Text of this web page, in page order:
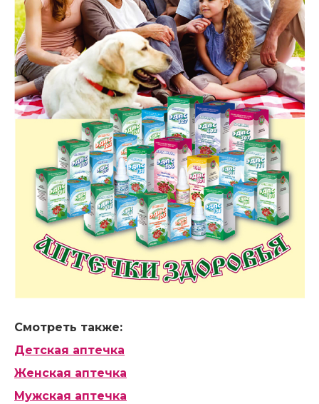
Смотреть также:
Детская аптечка
Женская аптечка
Мужская аптечка